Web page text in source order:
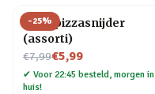
-25%
Fiets pizzasnijder
(assorti)
€7,99
Nu voor€5,99
✔ Voor 22:45 besteld, morgen in
huis!